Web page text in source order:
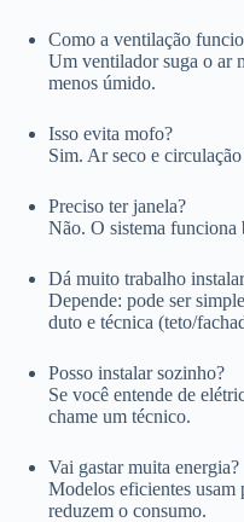
Como a ventilação
Um ventilador suga o ar
menos úmido.
Isso evita mofo?
Sim. Ar seco e
Preciso ter janela?
Não. O sistema funciona
Dá muito trabalho
Depende: pode ser
duto e técnica (teto/
Posso instalar sozinho?
Se você entende de
chame um técnico.
Vai gastar muita energia?
Modelos eficientes usam
reduzem o consumo.